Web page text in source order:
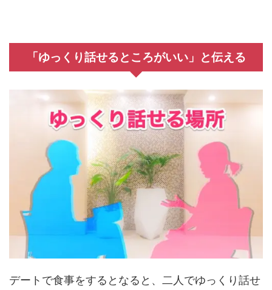
「ゆっくり話せるところがいい」と伝える
デートで食事をするとなると、二人でゆっくり話せ